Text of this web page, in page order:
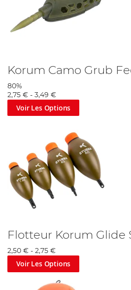
Korum Camo Grub
80%
2,75 € - 3,49 €
Voir Les Options
Flotteur Korum Glide
2,50 € - 2,75 €
Voir Les Options